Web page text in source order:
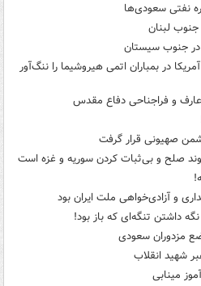
نفتی سعودی‌ها
لبنان
جنوب سیستان
در بمباران اتمی هیروشیما را ننگ‌آور
و فراجناحی دفاع مقدس
صهیونی قرار گرفت
صلح و بی‌ثبات کردن سوریه و غزه است
و آزادی‌خواهی ملت ایران بود
مزدوران سعودی
شهید انقلاب
مینابی